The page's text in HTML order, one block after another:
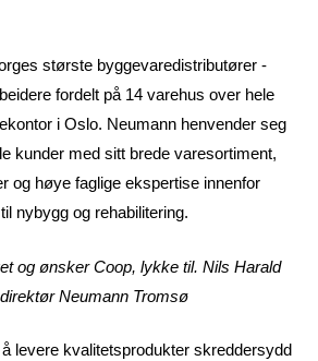
største byggevaredistributører -
fordelt på 14 varehus over hele
i Oslo. Neumann henvender seg
kunder med sitt brede varesortiment,
og høye faglige ekspertise innenfor
nybygg og rehabilitering.
og ønsker Coop, lykke til. Nils Harald
Neumann Tromsø
levere kvalitetsprodukter skreddersydd